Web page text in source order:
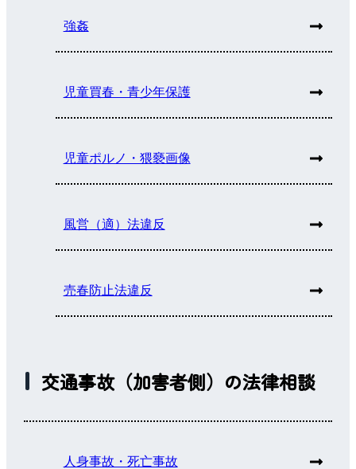
強姦
児童買春・青少年保護
児童ポルノ・猥褻画像
風営（適）法違反
売春防止法違反
交通事故（加害者側）の法律相談
人身事故・死亡事故